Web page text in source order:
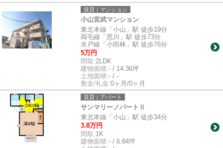
賃貸｜マンション
小山宮武マンション
東北本線「小山」駅 徒歩19分
両毛線「思川」駅 徒歩73分
水戸線「小田林」駅 徒歩76分
5万円
間取:2LDK
建物面積:- / 14.36坪
土地面積:- / -
敷金/礼金:0ヶ月/0ヶ月
賃貸｜アパート
サンマリーノパートⅡ
東北本線「小山」駅 徒歩34分
3.8万円
間取:1K
建物面積:- / 6.84坪